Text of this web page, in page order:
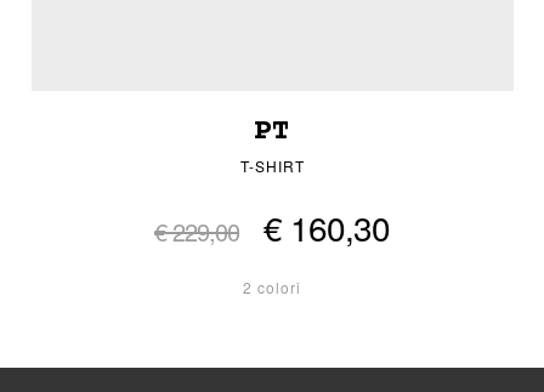
PT
T-SHIRT
€ 229,00 € 160,30
2 colori